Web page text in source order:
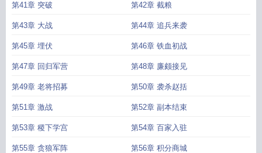
第41章 突破 第42章 截粮
第43章 大战 第44章 追兵来袭
第45章 埋伏 第46章 铁血初战
第47章 回归军营 第48章 廉颇接见
第49章 老将招募 第50章 袭杀赵括
第51章 激战 第52章 副本结束
第53章 稷下学宫 第54章 百家入驻
第55章 贪狼军阵 第56章 积分商城